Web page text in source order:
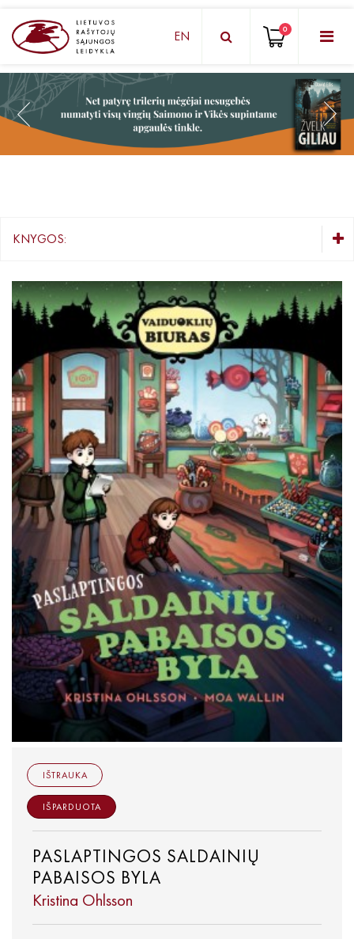
KNYGŲ DĖŽUTĖ - STAIGMENA
Grožinė literatūra
Knygos su autografais
KNYGOS PIGIAU
Išparduota
EN 0
KNYGOS:
Grožinė literatūra
Knygos vaikams ir paaugliams
Mažiausiems ( 2 - 6 m.)
Pradedantiems skaityti ( 6 - 8 m.)
Įgudusiems skaitytojams ( 9m. +)
Negrožinė literatūra
El. knygos
Audioknygos
Knygos su autografais
KNYGOS PIGIAU
Išparduota
PASLAPTINGOS SALDAINIŲ
PABAISOS BYLA
Kristina Ohlsson
IŠTRAUKA
IŠPARDUOTA